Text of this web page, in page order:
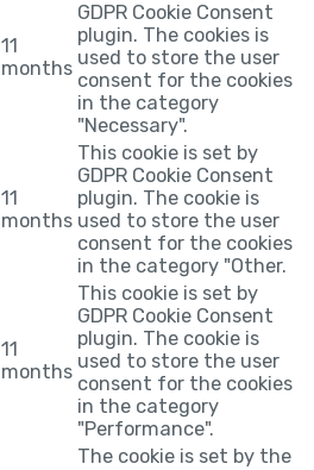
11
months
GDPR Cookie Consent
plugin. The cookies is
used to store the user
consent for the cookies
in the category
"Necessary".
11
months
This cookie is set by
GDPR Cookie Consent
plugin. The cookie is
used to store the user
consent for the cookies
in the category "Other.
11
months
This cookie is set by
GDPR Cookie Consent
plugin. The cookie is
used to store the user
consent for the cookies
in the category
"Performance".
The cookie is set by the